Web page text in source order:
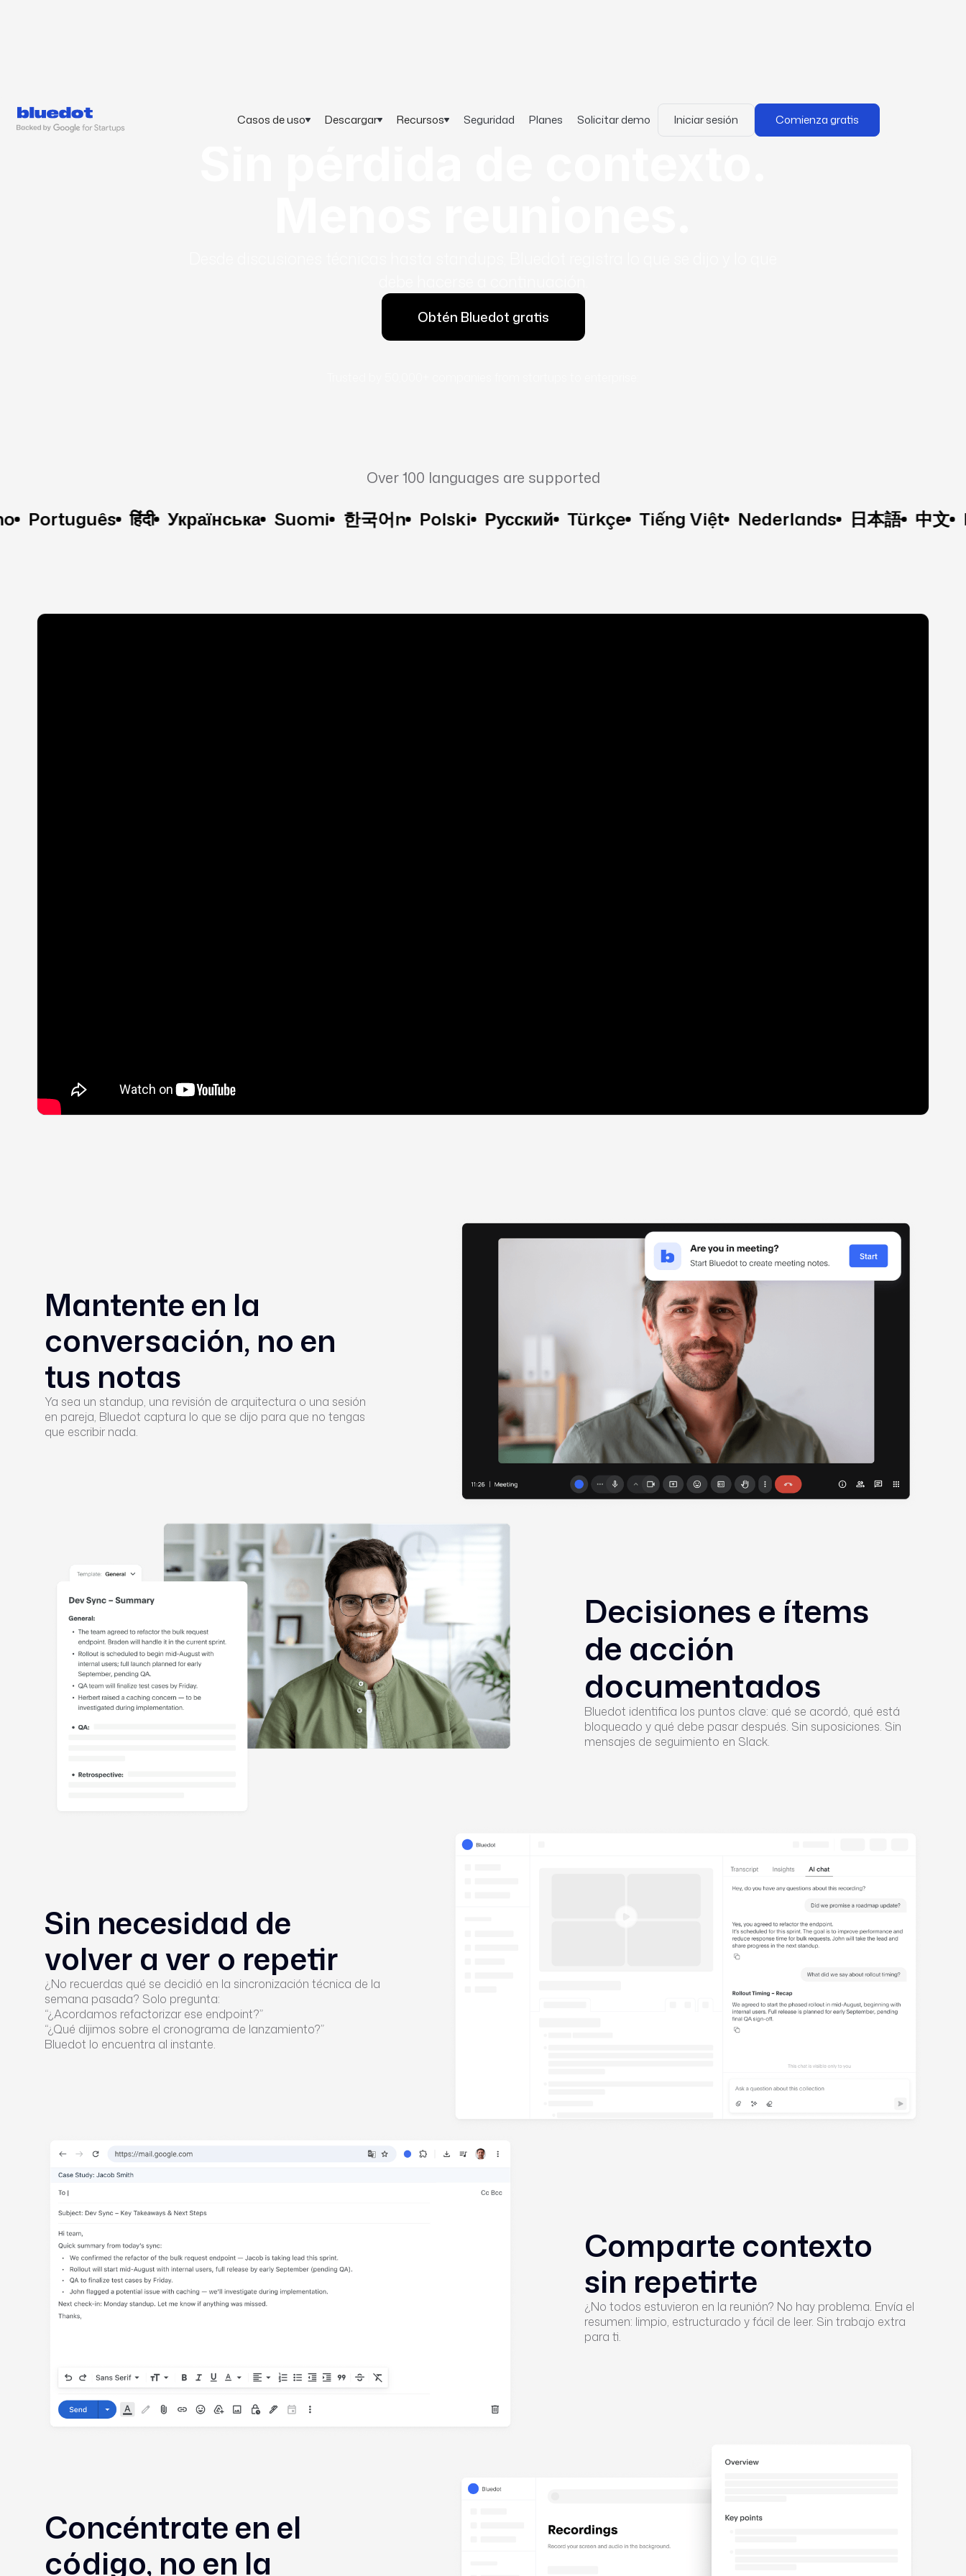
Casos de uso Descargar Recursos Seguridad Planes Solicitar demo Iniciar sesión Comienza gratis
Obtén Bluedot gratis
Over 100 languages are supported
हिंदी Українська Suomi 한국어n Polski Русский Türkçe Tiếng Việt Nederlands 日本語 中文
Mantente en la
conversación, no en
tus notas
Ya sea un standup, una revisión de arquitectura o una sesión
en pareja, Bluedot captura lo que se dijo para que no tengas
que escribir nada.
Decisiones e ítems
de acción
documentados
Bluedot identifica los puntos clave: qué se acordó, qué está
bloqueado y qué debe pasar después. Sin suposiciones. Sin
mensajes de seguimiento en Slack.
Sin necesidad de
volver a ver o repetir
¿No recuerdas qué se decidió en la sincronización técnica de la
semana pasada? Solo pregunta:
“¿Acordamos refactorizar ese endpoint?”
“¿Qué dijimos sobre el cronograma de lanzamiento?”
Bluedot lo encuentra al instante.
Comparte contexto
sin repetirte
¿No todos estuvieron en la reunión? No hay problema. Envía el
resumen: limpio, estructurado y fácil de leer. Sin trabajo extra
para ti.
Concéntrate en el
código, no en la